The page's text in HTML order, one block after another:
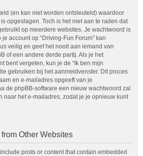
(en kan niet worden ontsleuteld) waardoor
opgeslagen. Toch is het niet aan te raden dat
op meerdere websites. Je wachtwoord is
account op “Driving-Fun Forum” kan
veilig en geef het nooit aan iemand van
of een andere derde partij. Als je het
bent vergeten, kun je de “Ik ben mijn
gebruiken bij het aanmeldvenster. Dit proces
en e-mailadres opgeeft van je
de phpBB-software een nieuw wachtwoord zal
naar het e-mailadres, zodat je je opnieuw kunt
Other Websites
posts or content that contain embedded